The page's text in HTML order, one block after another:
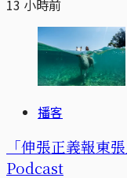
13 小時前
播客
「伸張正義報東
Podcast